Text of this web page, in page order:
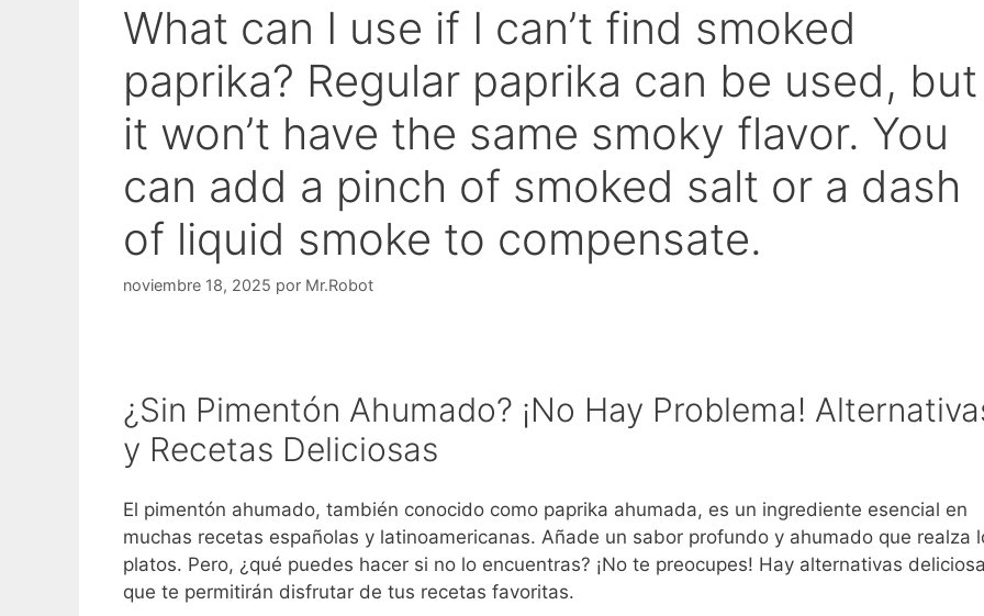
What can I use if I can’t find smoked
paprika? Regular paprika can be used, but
it won’t have the same smoky flavor. You
can add a pinch of smoked salt or a dash
of liquid smoke to compensate.
noviembre 18, 2025 por Mr.Robot
¿Sin Pimentón Ahumado? ¡No Hay Problema!
y Recetas Deliciosas
El pimentón ahumado, también conocido como paprika ahumada, es un ingrediente esencial en
muchas recetas españolas y latinoamericanas. Añade un sabor profundo y ahumado que realza
platos. Pero, ¿qué puedes hacer si no lo encuentras? ¡No te preocupes! Hay alternativas
que te permitirán disfrutar de tus recetas favoritas.